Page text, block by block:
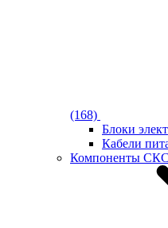
(168)
Блоки
Кабели
Компоненты СКС